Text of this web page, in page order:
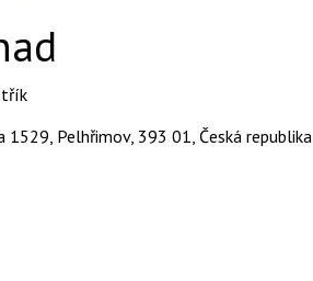
Pelhřimov, 393 01, Česká republika